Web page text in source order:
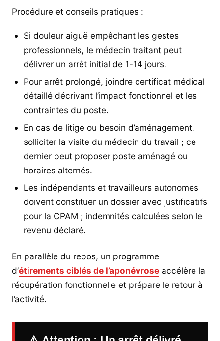
Procédure et conseils pratiques :
Si douleur aiguë empêchant les gestes
professionnels, le médecin traitant peut
délivrer un arrêt initial de 1-14 jours.
Pour arrêt prolongé, joindre certificat médical
détaillé décrivant l’impact fonctionnel et les
contraintes du poste.
En cas de litige ou besoin d’aménagement,
solliciter la visite du médecin du travail ; ce
dernier peut proposer poste aménagé ou
horaires alternés.
Les indépendants et travailleurs autonomes
doivent constituer un dossier avec justificatifs
pour la CPAM ; indemnités calculées selon le
revenu déclaré.
En parallèle du repos, un programme
d’étirements ciblés de l’aponévrose accélère la
récupération fonctionnelle et prépare le retour à
l’activité.